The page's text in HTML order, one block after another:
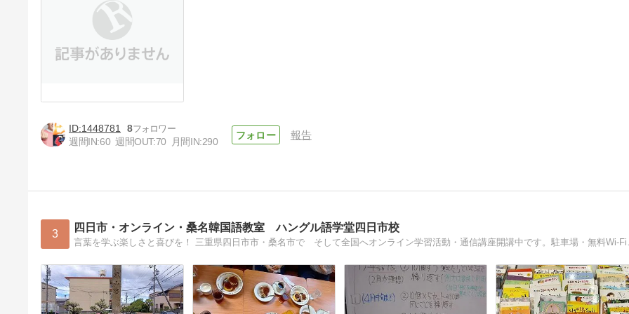
1448781
8
週間IN:60 週間OUT:70 月間IN:290
報告
3 四日市・オンライン・桑名韓国語教室 ハングル語学堂四日市校
言葉を学ぶ楽し